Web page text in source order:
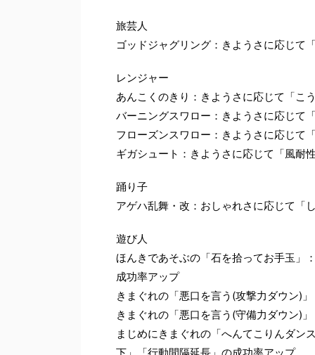
旅芸人
ゴッドジャグリング：きようさに応じて
レンジャー
あんこくのきり：きようさに応じて「こ
バーニングスワロー：きようさに応じて
フローズンスワロー：きようさに応じて
ギガシュート：きようさに応じて「風耐
踊り子
アゲハ乱舞・改：おしゃれさに応じて「
遊び人
ほんきであそぶの「石を拾ってお手玉」
成功率アップ
きまぐれの「悪口を言う(攻撃力ダウン)
きまぐれの「悪口を言う(守備力ダウン)
まじめにきまぐれの「へんてこりんダン